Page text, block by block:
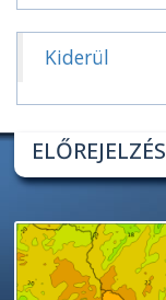
Kiderül
ELŐREJELZÉS